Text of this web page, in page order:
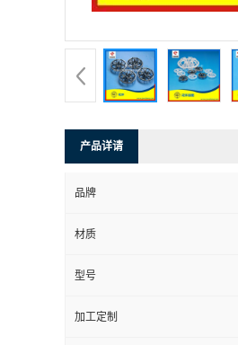
产品详请
品牌
材质
型号
加工定制